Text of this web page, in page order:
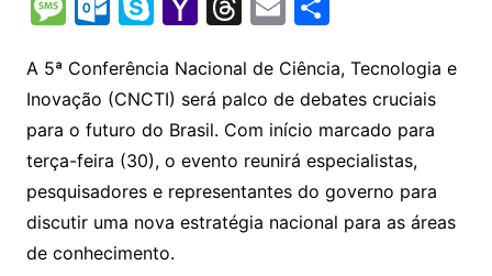
p
y
Li
n
k
at
s
A
p
p
e
gr
a
m
er t
k
e
dI
n
l
gl
e
Cl
a
s
s
s
a
g
e
lo
o
k.
c
o
m
y
p
e
h
o
o
M
ai
e
a
d
s
ai
l
ar
e
A 5ª Conferência Nacional de Ciência, Tecnologia e
Inovação (CNCTI) será palco de debates cruciais
para o futuro do Brasil. Com início marcado para
terça-feira (30), o evento reunirá especialistas,
pesquisadores e representantes do governo para
discutir uma nova estratégia nacional para as áreas
de conhecimento.